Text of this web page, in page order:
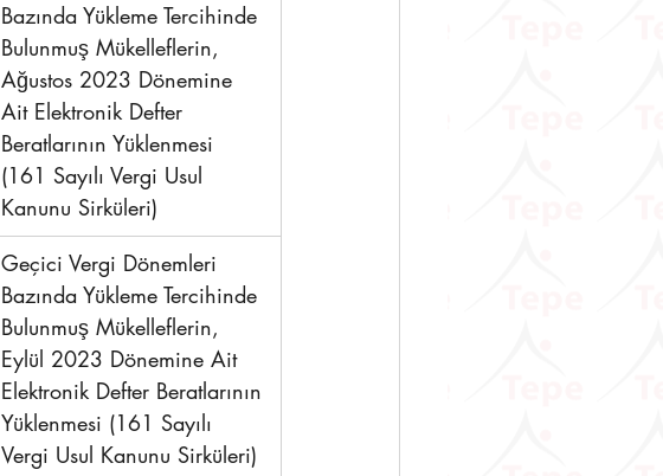
Bazında Yükleme Tercihinde
Bulunmuş Mükelleflerin,
Ağustos 2023 Dönemine
Ait Elektronik Defter
Beratlarının Yüklenmesi
(161 Sayılı Vergi Usul
Kanunu Sirküleri)
Geçici Vergi Dönemleri
Bazında Yükleme Tercihinde
Bulunmuş Mükelleflerin,
Eylül 2023 Dönemine Ait
Elektronik Defter Beratlarının
Yüklenmesi (161 Sayılı
Vergi Usul Kanunu Sirküleri)